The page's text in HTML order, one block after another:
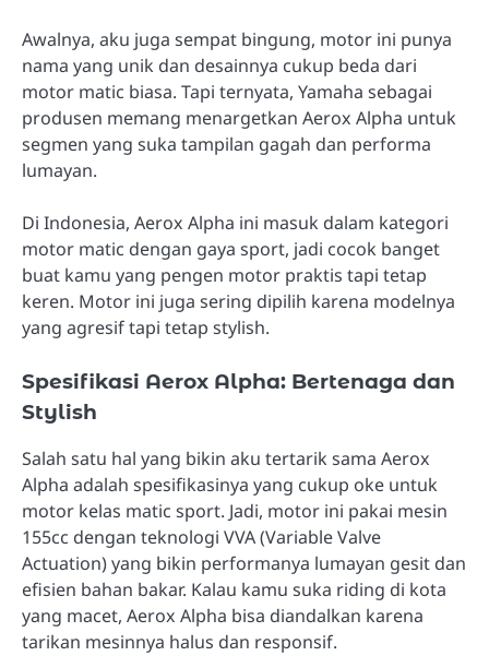
Awalnya, aku juga sempat bingung, motor ini punya
nama yang unik dan desainnya cukup beda dari
motor matic biasa. Tapi ternyata, Yamaha sebagai
produsen memang menargetkan Aerox Alpha untuk
segmen yang suka tampilan gagah dan performa
lumayan.
Di Indonesia, Aerox Alpha ini masuk dalam kategori
motor matic dengan gaya sport, jadi cocok banget
buat kamu yang pengen motor praktis tapi tetap
keren. Motor ini juga sering dipilih karena modelnya
yang agresif tapi tetap stylish.
Spesifikasi Aerox Alpha: Bertenaga dan
Stylish
Salah satu hal yang bikin aku tertarik sama Aerox
Alpha adalah spesifikasinya yang cukup oke untuk
motor kelas matic sport. Jadi, motor ini pakai mesin
155cc dengan teknologi VVA (Variable Valve
Actuation) yang bikin performanya lumayan gesit dan
efisien bahan bakar. Kalau kamu suka riding di kota
yang macet, Aerox Alpha bisa diandalkan karena
tarikan mesinnya halus dan responsif.